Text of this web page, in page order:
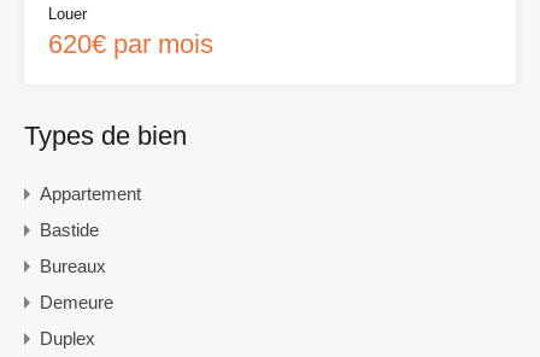
Louer
620€ par mois
Types de bien
Appartement
Bastide
Bureaux
Demeure
Duplex